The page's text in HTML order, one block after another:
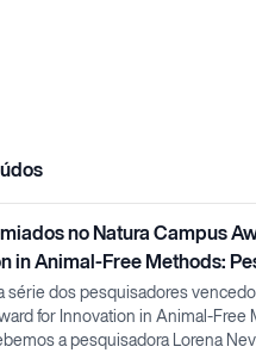
no Natura Campus
in Animal-Free Methods:
série dos pesquisadores
for Innovation in Animal-Free
a pesquisadora Lorena